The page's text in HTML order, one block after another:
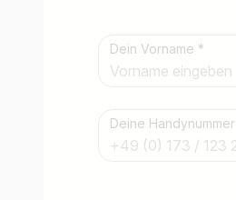
Dein Vorname *
Deine Handynummer